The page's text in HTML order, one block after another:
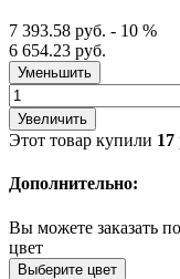
7 393.58 руб. - 10 %
6 654.23 руб.
Уменьшить
Увеличить
Этот товар купили 17
Дополнительно:
Вы можете заказать
цвет
Выберите цвет